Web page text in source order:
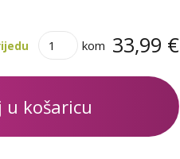
kom 33,99 €
u košaricu